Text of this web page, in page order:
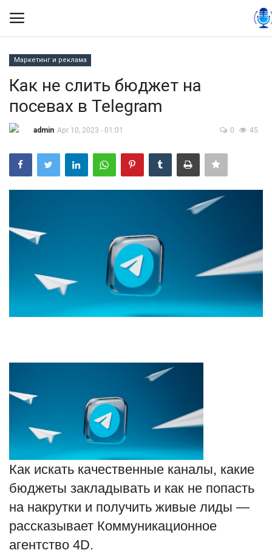
Контакты
Политика
Технологии
В мире
Россия
Язык
Маркетинг и реклама
Как не слить бюджет на
посевах в Telegram
admin Apr 10, 2023 - 01:01 0 45
Как искать качественные каналы, какие
бюджеты закладывать и как не попасть
на накрутки и получить живые лиды —
рассказывает Коммуникационное
агентство 4D.